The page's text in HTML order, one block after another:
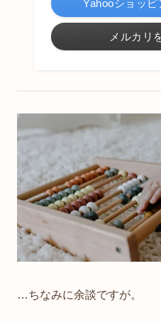
Yahooショッ
メルカリ
…ちなみに余談ですが。